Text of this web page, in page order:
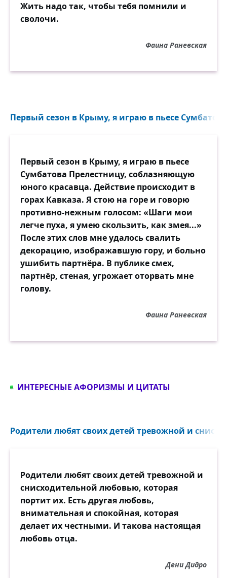
Жить надо так, чтобы тебя помнили и
сволочи.
Фаина Раневская
Первый сезон в Крыму, я играю в пьесе
Первый сезон в Крыму, я играю в пьесе
Сумбатова Прелестницу, соблазняющую
юного красавца. Действие происходит в
горах Кавказа. Я стою на горе и говорю
противно-нежным голосом: «Шаги мои
легче пуха, я умею скользить, как змея...»
После этих слов мне удалось свалить
декорацию, изображавшую гору, и больно
ушибить партнёра. В публике смех,
партнёр, стеная, угрожает оторвать мне
голову.
Фаина Раневская
ИНТЕРЕСНЫЕ АФОРИЗМЫ И ЦИТАТЫ
Родители любят своих детей тревожной и
Родители любят своих детей тревожной и
снисходительной любовью, которая
портит их. Есть другая любовь,
внимательная и спокойная, которая
делает их честными. И такова настоящая
любовь отца.
Дени Дидро